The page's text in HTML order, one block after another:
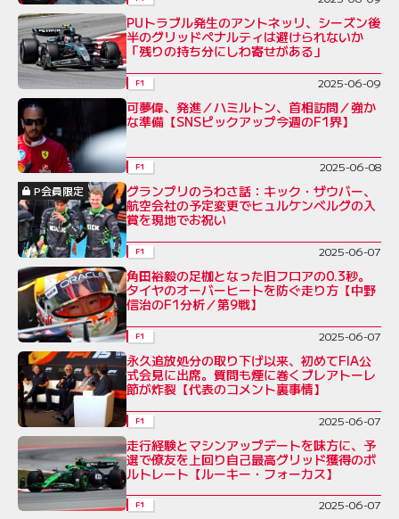
PUトラブル発生のアントネッリ、シーズン後
半のグリッドペナルティは避けられないか
「残りの持ち分にしわ寄せがある」
F1 2025-06-09
可夢偉、発進／ハミルトン、首相訪問／強か
な準備【SNSピックアップ今週のF1界】
F1
2025-06-08
P会員限定
グランプリのうわさ話：キック・ザウバー、
航空会社の予定変更でヒュルケンベルグの入
賞を現地でお祝い
F1 2025-06-07
角田裕毅の足枷となった旧フロアの0.3秒。
タイヤのオーバーヒートを防ぐ走り方【中野
信治のF1分析／第9戦】
F1 2025-06-07
永久追放処分の取り下げ以来、初めてFIA公
式会見に出席。質問も煙に巻くブレアトーレ
節が炸裂【代表のコメント裏事情】
F1 2025-06-07
走行経験とマシンアップデートを味方に、予
選で僚友を上回り自己最高グリッド獲得のボ
ルトレート【ルーキー・フォーカス】
F1
2025-06-07